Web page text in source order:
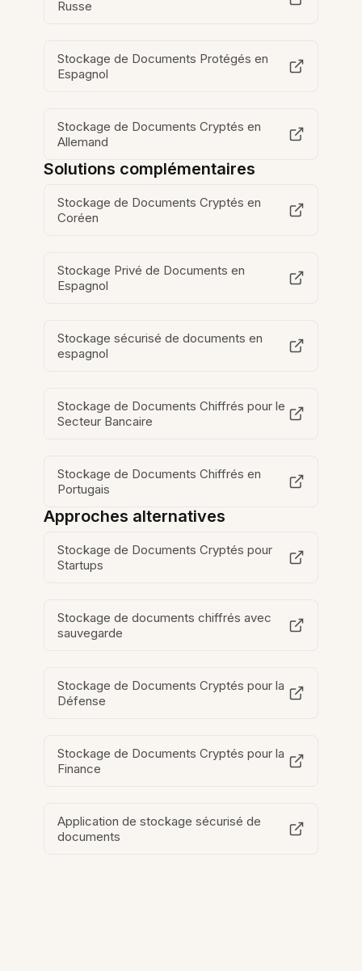
Russe
Stockage de Documents Protégés en
Espagnol
Stockage de Documents Cryptés en
Allemand
Solutions complémentaires
Stockage de Documents Cryptés en
Coréen
Stockage Privé de Documents en
Espagnol
Stockage sécurisé de documents en
espagnol
Stockage de Documents Chiffrés pour le
Secteur Bancaire
Stockage de Documents Chiffrés en
Portugais
Approches alternatives
Stockage de Documents Cryptés pour
Startups
Stockage de documents chiffrés avec
sauvegarde
Stockage de Documents Cryptés pour la
Défense
Stockage de Documents Cryptés pour la
Finance
Application de stockage sécurisé de
documents